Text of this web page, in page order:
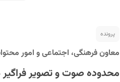
پرونده
معاون فرهنگی، اجتماعی و امور
محدوده صوت و تصویر